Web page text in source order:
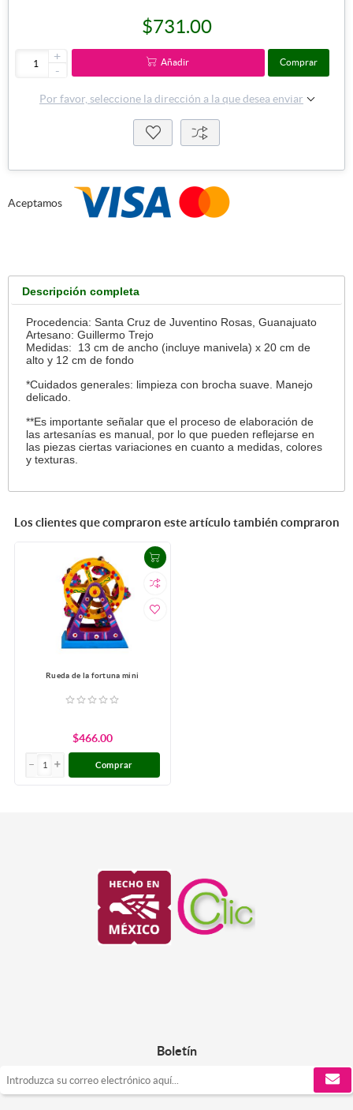
$731.00
+
-
Añadir Comprar
Por favor, seleccione la dirección a la que desea enviar
Aceptamos
Descripción completa
Procedencia:Santa Cruz de Juventino Rosas, Guanajuato
Artesano: Guillermo Trejo
Medidas: 13 cm de ancho (incluye manivela) x 20 cm de
alto y 12 cm de fondo
*Cuidados generales: limpieza con brocha suave. Manejo
delicado.
**Es importante señalar que el proceso de elaboración de
las artesanías es manual, por lo que pueden reflejarse en
las piezas ciertas variaciones en cuanto a medidas, colores
y texturas.
Los clientes que compraron este artículo también compraron
Rueda de la fortuna mini
$466.00
Comprar
Boletín